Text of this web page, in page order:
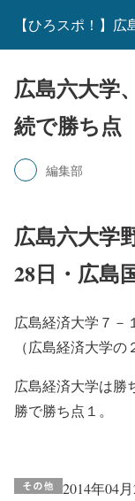
【ひろスポ！】
広島六大学
続で勝ち点
編集部
広島六大学
28日・広島
広島経済大学７－
（広島経済大学の
広島経済大学は勝
勝で勝ち点１。
2014年04